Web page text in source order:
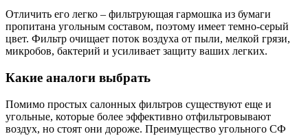
Отличить его легко – фильтрующая гармошка из бумаги
пропитана угольным составом, поэтому имеет темно-серый
цвет. Фильтр очищает поток воздуха от пыли, мелкой грязи,
микробов, бактерий и усиливает защиту ваших легких.
Какие аналоги выбрать
Помимо простых салонных фильтров существуют еще и
угольные, которые более эффективно отфильтровывают
воздух, но стоят они дороже. Преимущество угольного СФ